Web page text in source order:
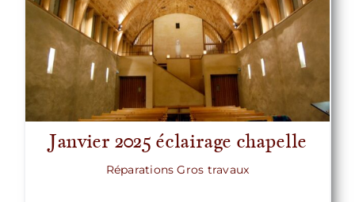
Janvier 2025 éclairage chapelle
Réparations Gros travaux